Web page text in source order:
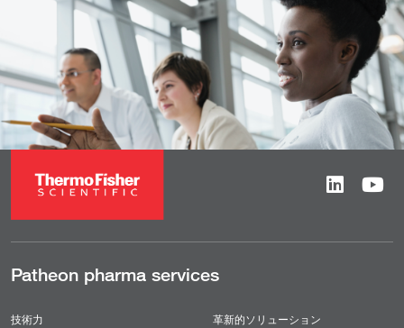
Patheon pharma services
技術力 革新的ソリューション